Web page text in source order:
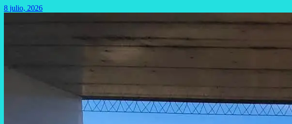
8 julio, 2026